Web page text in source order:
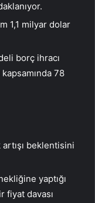
1,1 milyar dolar
borç ihracı
78
beklentisini
yaptığı
fiyat davası